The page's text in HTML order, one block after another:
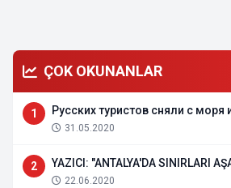
ÇOK OKUNANLAR
1 Русских туристов сняли с моря
31.05.2020
2 YAZICI: "ANTALYA'DA SINIRLARI
22.06.2020